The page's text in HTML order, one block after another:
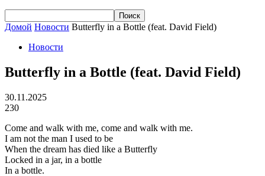
Домой Новости Butterfly in a Bottle (feat. David Field)
Новости
Butterfly in a Bottle (feat. David Field)
30.11.2025
230
Come and walk with me, come and walk with me.
I am not the man I used to be
When the dream has died like a Butterfly
Locked in a jar, in a bottle
In a bottle.